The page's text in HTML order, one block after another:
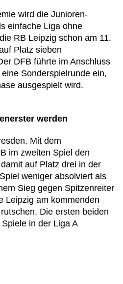
wird die Junioren-
einfache Liga ohne
RB Leipzig schon am 11.
Platz sieben
DFB führte im Anschluss
Sonderspielrunde ein,
ausgespielt wird.
werden
Mit dem
im zweiten Spiel den
auf Platz drei in der
weniger absolviert als
Sieg gegen Spitzenreiter
Leipzig am kommenden
Die ersten beiden
in der Liga A